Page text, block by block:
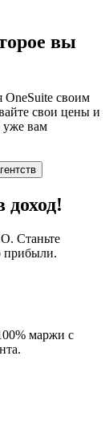
вы
OneSuite своим
свои цены и
уже вам
доход!
Станьте
прибыли.
маржи с